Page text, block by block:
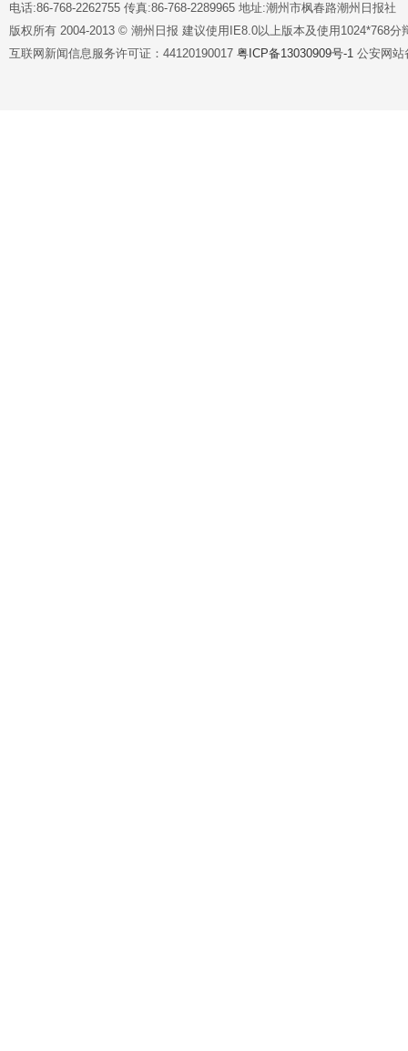
电话:86-768-2262755 传真:86-768-2289965 地址:潮州市枫春路潮州日报社
版权所有 2004-2013 © 潮州日报 建议使用IE8.0以上版本及使用1024*768分
互联网新闻信息服务许可证：44120190017 粤ICP备13030909号-1 公安网站